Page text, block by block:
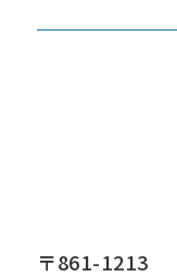
〒861-1213